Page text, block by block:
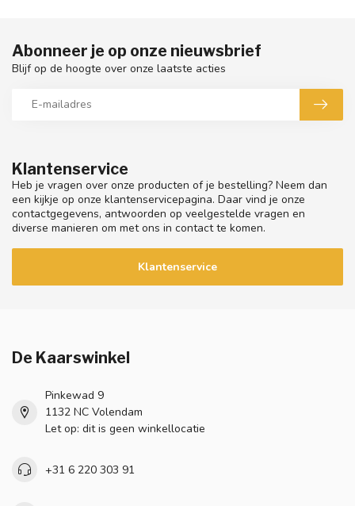
Klantenservice
Heb je vragen over onze producten of je bestelling? Neem dan
een kijkje op onze klantenservicepagina. Daar vind je onze
contactgegevens, antwoorden op veelgestelde vragen en
diverse manieren om met ons in contact te komen.
Klantenservice
Abonneer je op onze nieuwsbrief
Blijf op de hoogte over onze laatste acties
De Kaarswinkel
Pinkewad 9
1132 NC Volendam
Let op: dit is geen winkellocatie
+31 6 220 303 91